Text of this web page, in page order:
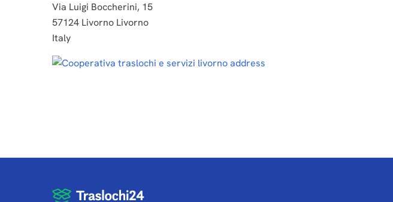
Via Luigi Boccherini, 15
57124 Livorno Livorno
Italy